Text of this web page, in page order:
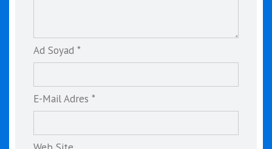
Ad Soyad *
E-Mail Adres *